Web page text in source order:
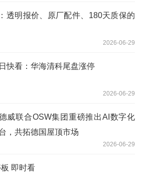
透明报价、原厂配件、180天质保的
2026-06-29
快看：华海清科尾盘涨停
2026-06-29
威联合OSW集团重磅推出AI数字化
，共拓德国屋顶市场
2026-06-29
即时看